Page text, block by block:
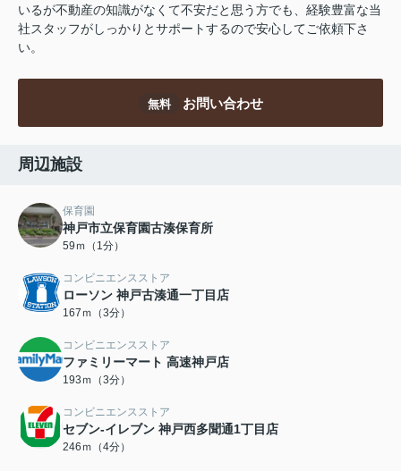
いるが不動産の知識がなくて不安だと思う方でも、経験豊富な当
社スタッフがしっかりとサポートするので安心してご依頼下さ
い。
無料 お問い合わせ
周辺施設
保育園
神戸市立保育園古湊保育所
59ｍ（1分）
コンビニエンスストア
ローソン 神戸古湊通一丁目店
167ｍ（3分）
コンビニエンスストア
ファミリーマート 高速神戸店
193ｍ（3分）
コンビニエンスストア
セブン-イレブン 神戸西多聞通1丁目店
246ｍ（4分）